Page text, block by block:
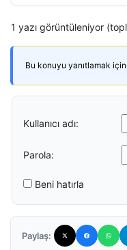
1 yazı görüntüleniyor
Bu konuyu yanıtlamak için
Kullanıcı adı:
Parola:
Beni hatırla
Paylaş: